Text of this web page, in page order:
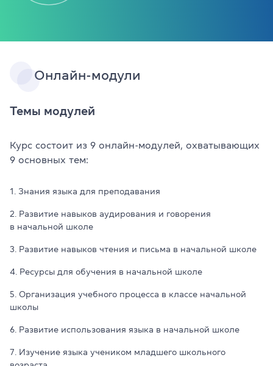
Онлайн-модули
Темы модулей
Курс состоит из 9 онлайн-модулей, охватывающих
9 основных тем:
1. Знания языка для преподавания
2. Развитие навыков аудирования и говорения
в начальной школе
3. Развитие навыков чтения и письма в начальной школе
4. Ресурсы для обучения в начальной школе
5. Организация учебного процесса в классе начальной
школы
6. Развитие использования языка в начальной школе
7. Изучение языка учеником младшего школьного